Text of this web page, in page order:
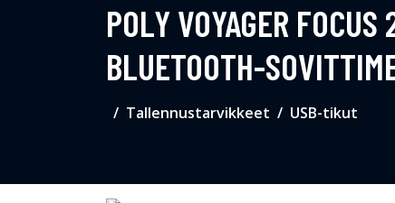
POLY VOYAGER
BLUETOOTH-
Tallennustarvikkeet USB-tikut